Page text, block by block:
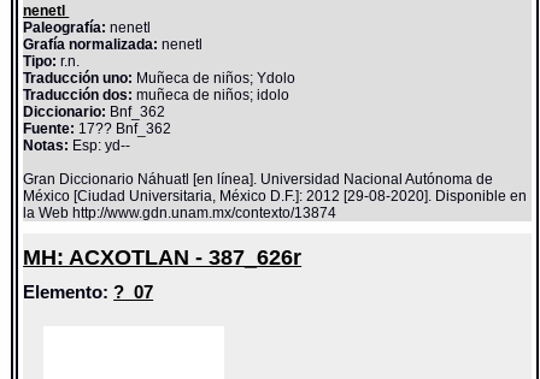
nenetl
Paleografía: nenetl
Grafía normalizada: nenetl
Tipo: r.n.
Traducción uno: Muñeca de niños; Ydolo
Traducción dos: muñeca de niños; idolo
Diccionario: Bnf_362
Fuente: 17?? Bnf_362
Notas: Esp: yd--
Gran Diccionario Náhuatl [en línea]. Universidad Nacional Autónoma de
México [Ciudad Universitaria, México D.F.]: 2012 [29-08-2020]. Disponible en
la Web http://www.gdn.unam.mx/contexto/13874
MH: ACXOTLAN - 387_626r
Elemento:?_07